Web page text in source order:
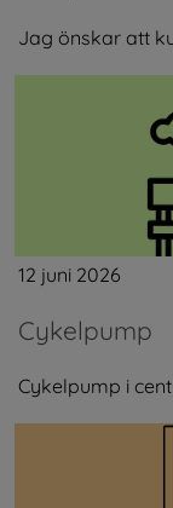
Jag önskar att
12 juni 2026
Cykelpump
Cykelpump i